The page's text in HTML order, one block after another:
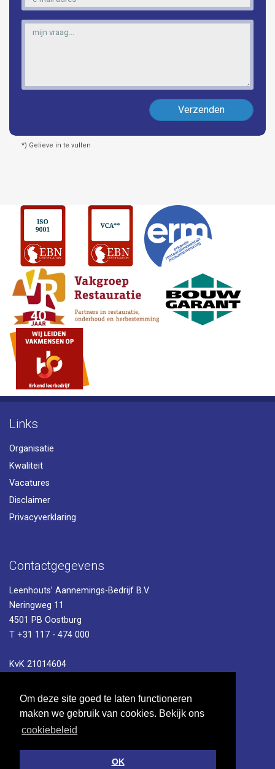
Om deze site goed te laten functioneren
maken we gebruik van cookies. Bekijk ons
cookiebeleid
OK
Verzenden
*) Gelieve in te vullen
Links
Organisatie
Kwaliteit
Vacatures
Disclaimer
Privacyverklaring
Contactgegevens
Leenhouts’ Aannemings-Bedrijf B.V.
Neringweg 11
4501 PB Oostburg
T +31 117 - 474 000
KvK 21014604